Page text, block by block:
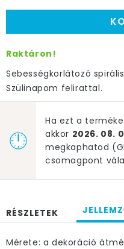
Raktáron!
Sebességkorlátozó
Szülinapom felirattal.
Ha ezt a
akkor 2026. 08.
megkaphatod
csomagpont
RÉSZLETEK
Mérete: a dekoráció